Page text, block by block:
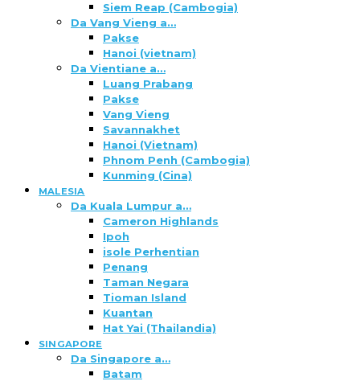
Siem Reap (Cambogia)
Da Vang Vieng a…
Pakse
Hanoi (vietnam)
Da Vientiane a…
Luang Prabang
Pakse
Vang Vieng
Savannakhet
Hanoi (Vietnam)
Phnom Penh (Cambogia)
Kunming (Cina)
MALESIA
Da Kuala Lumpur a…
Cameron Highlands
Ipoh
isole Perhentian
Penang
Taman Negara
Tioman Island
Kuantan
Hat Yai (Thailandia)
SINGAPORE
Da Singapore a…
Batam